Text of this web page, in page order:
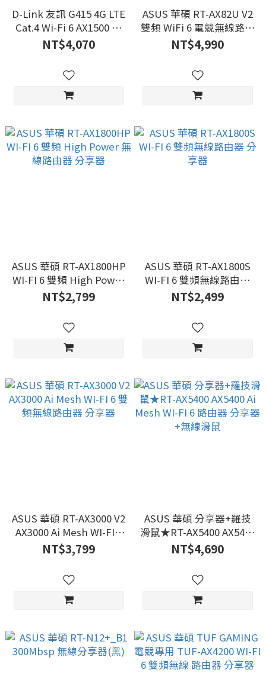
D-Link 友訊 G415 4G LTE
Cat.4 Wi-Fi 6 AX1500 無
線路由器分享器 插SIM卡
就能用 台灣製造
NT$4,070
ASUS 華碩 RT-AX82U V2
雙頻 WiFi 6 電競無線路由
器(分享器)
NT$4,990
ASUS 華碩 RT-AX1800HP
WI-FI 6 雙頻 High Power
無線路由器 分享器
NT$2,799
ASUS 華碩 RT-AX1800S
WI-FI 6 雙頻無線路由器
分享器
NT$2,499
ASUS 華碩 RT-AX3000 V2
AX3000 Ai Mesh WI-FI 6
雙頻無線路由器 分享器
NT$3,799
ASUS 華碩 分享器+羅技
滑鼠★RT-AX5400 AX5400
Ai Mesh WI-FI 6 路由器
分享器+無線滑鼠
NT$4,690